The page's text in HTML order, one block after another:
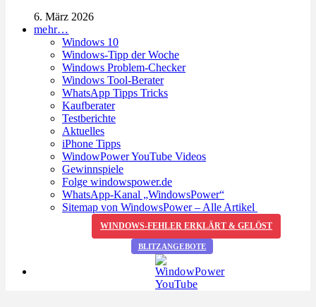
6. März 2026
mehr…
Windows 10
Windows-Tipp der Woche
Windows Problem-Checker
Windows Tool-Berater
WhatsApp Tipps Tricks
Kaufberater
Testberichte
Aktuelles
iPhone Tipps
WindowPower YouTube Videos
Gewinnspiele
Folge windowspower.de
WhatsApp-Kanal „WindowsPower“
Sitemap von WindowsPower – Alle Artikel
WINDOWS-FEHLER ERKLÄRT & GELÖST
BLITZANGEBOTE